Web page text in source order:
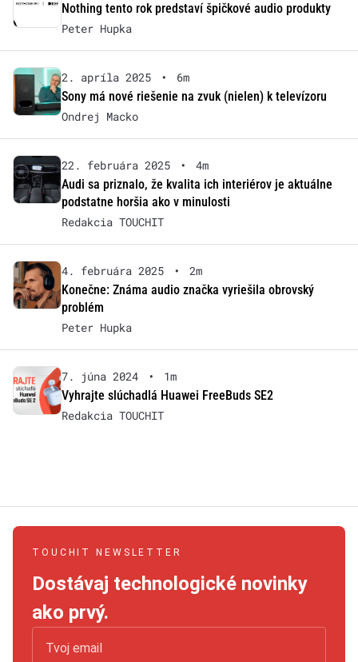
Nothing tento rok predstaví špičkové audio produkty
Peter Hupka
2. apríla 2025 •
6m
Sony má nové riešenie na zvuk (nielen) k televízoru
Ondrej Macko
22. februára 2025 •
4m
Audi sa priznalo, že kvalita ich interiérov je aktuálne
podstatne horšia ako v minulosti
Redakcia TOUCHIT
4. februára 2025 •
2m
Konečne: Známa audio značka vyriešila obrovský
problém
Peter Hupka
7. júna 2024 •
1m
Vyhrajte slúchadlá Huawei FreeBuds SE2
Redakcia TOUCHIT
TOUCHIT NEWSLETTER
Dostávaj technologické novinky
ako prvý.